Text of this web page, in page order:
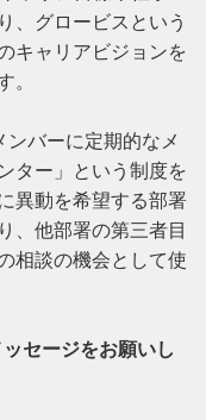
、グロービスという
キャリアビジョンを
。
バーに定期的なメ
ター」という制度を
異動を希望する部署
、他部署の第三者目
相談の機会として使
セージをお願いし